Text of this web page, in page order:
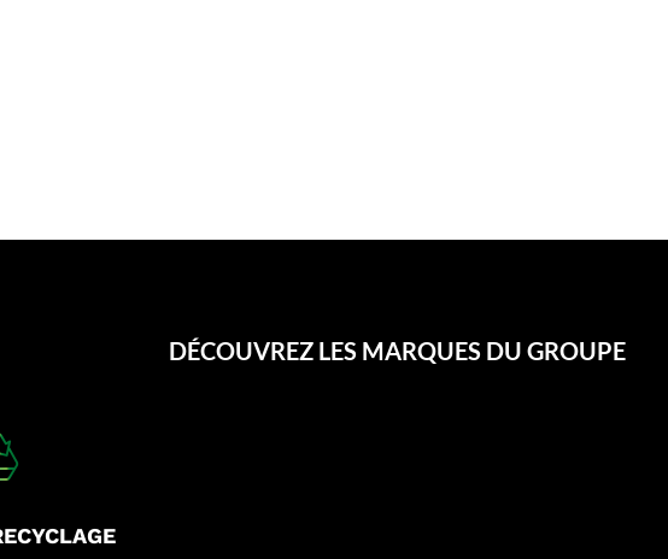
DÉCOUVREZ LES MARQUES DU GROUPE